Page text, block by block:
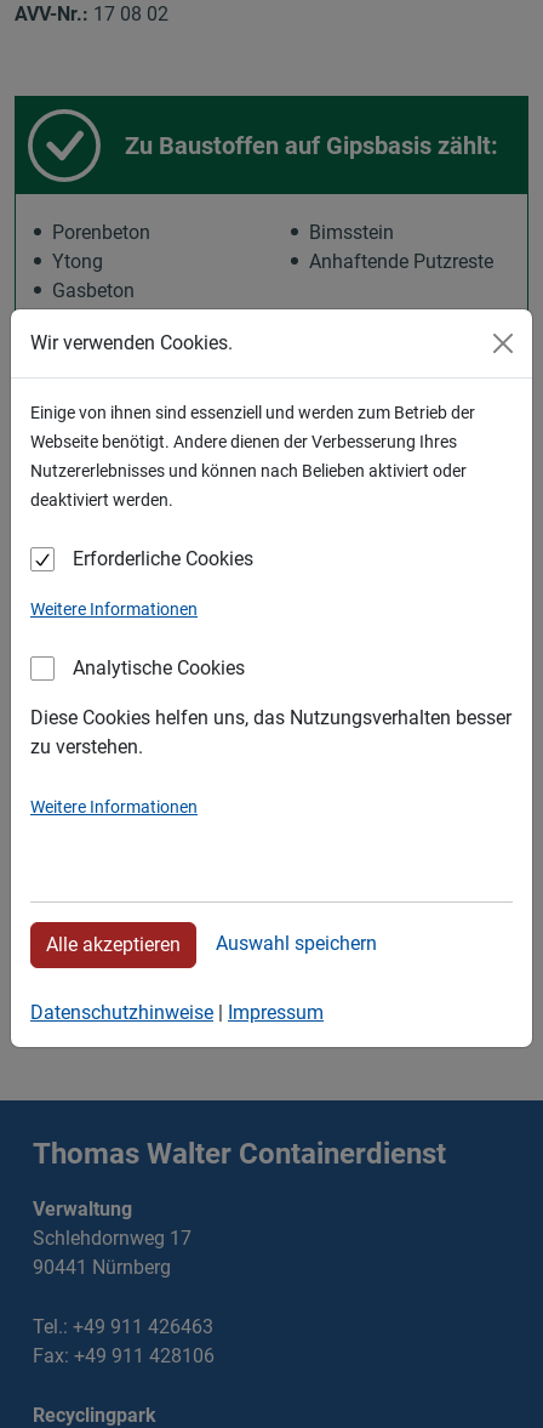
AVV-Nr.: 17 08 02
Zu Baustoffen auf Gipsbasis zählt:
Porenbeton
Ytong
Gasbeton
Bimsstein
Anhaftende Putzreste
KEINE Baustoffe auf Gipsbasis ist:
Gips, Gipskarton
Holz
Stroh
Verpackungen
auf Gipsbasis haben, oder fallen bei Ihnen weitere
Abfallarten, wie Bauschutt, Schrott oder Fliesen an steht
Mail, oder per WhatsApp kontaktieren.
Wir beraten Sie gerne.
Thomas Walter Containerdienst
Verwaltung
Schlehdornweg 17
90441 Nürnberg
Tel.: +49 911 426463
Fax: +49 911 428106
Recyclingpark
Wir verwenden Cookies.
Einige von ihnen sind essenziell und werden zum Betrieb der
Webseite benötigt. Andere dienen der Verbesserung Ihres
Nutzererlebnisses und können nach Belieben aktiviert oder
deaktiviert werden.
Erforderliche Cookies
Weitere Informationen
Analytische Cookies
Diese Cookies helfen uns, das Nutzungsverhalten besser
zu verstehen.
Weitere Informationen
Alle akzeptieren Auswahl speichern
Datenschutzhinweise | Impressum